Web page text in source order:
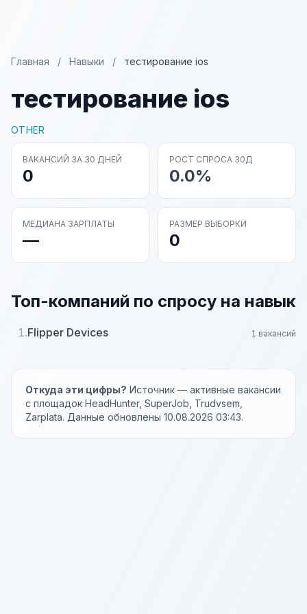
Главная / Навыки / тестирование ios
тестирование ios
OTHER
ВАКАНСИЙ ЗА 30 ДНЕЙ
0
РОСТ СПРОСА 30Д
0.0%
МЕДИАНА ЗАРПЛАТЫ
—
РАЗМЕР ВЫБОРКИ
0
Топ-компаний по спросу на навык
1.Flipper Devices 1 вакансий
Откуда эти цифры? Источник — активные вакансии
с площадок HeadHunter, SuperJob, Trudvsem,
Zarplata. Данные обновлены 10.08.2026 03:43.